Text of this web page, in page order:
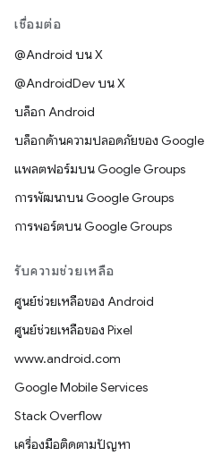
เชื่อมต่อ
@Android บน X
@AndroidDev บน X
บล็อก Android
บล็อกด้านความปลอดภัยของ Google
แพลตฟอร์มบน Google Groups
การพัฒนาบน Google Groups
การพอร์ตบน Google Groups
รับความช่วยเหลือ
ศูนย์ช่วยเหลือของ Android
ศูนย์ช่วยเหลือของ Pixel
www.android.com
Google Mobile Services
Stack Overflow
เครื่องมือติดตามปัญหา